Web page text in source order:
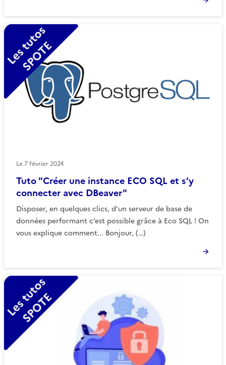
Tuto "Créer une instance ECO SQL et s’y
connecter avec DBeaver"
Disposer, en quelques clics, d’un serveur de base de
données performant c’est possible grâce à Eco SQL ! On
vous explique comment... Bonjour, (…)
Le7 février 2024